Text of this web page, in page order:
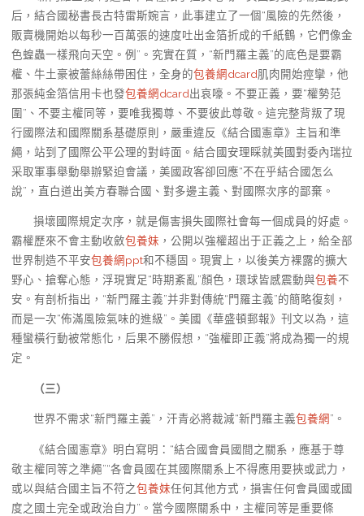
后，結合國秘書長古特雷斯婉言，此事建立了一個“風險的先然後，
販賣機開始以每秒一百萬張的速度吐出金箔折成的千紙鶴，它們像金
色蝗蟲一樣飛向天空。例”。究實在質，“新門羅主義”的底色是要霸
權、牛土豪被蕾絲絲帶困住，全身的包養網dcard肌肉開始痙攣，他
那張純金箔信用卡也發包養網dcard出哀嚎。不要正義，要“權勢范
圍”、不要主權同等，要唯我獨尊、不要彼此尊敬。這完整背叛了現
行國際法和國際關系基礎原則，嚴重違反《結合國憲章》主旨和準
繩，站到了國際公平公理的對峙面。結合國安理睬就美國對委內瑞拉
采取軍事舉動舉辦緊迫會議，美國政客卻回應“不在乎結合國怎么
說”，直白道出美方春聯合國、對多邊主義、對國際次序的鄙棄。
損壞國際規定次序，就是傷害損失國際社會每一個成員的好處。
霸權歷來不會主動收斂包養妹 ，公開以強權超出于正義之上，給全部
世界制造不平安包養網ppt和不穩固。現實上，以後美方裸露的擴大
野心、搶奪心態，浮現實足“時期紊亂”顏色，環球皆感震動與包養不
安。有剖析指出，“新門羅主義”并非對傳統“門羅主義”的簡略復刻，
而是一次“佈滿風險氣味的進級”。美國《華盛頓郵報》刊文以為，這
種蠻橫行動被常態化，后果不勝假想，“強權即正義”將成為獨一的規
定。
（三）
世界不需求“新門羅主義”，汗青必將裁減“新門羅主義包養網”。
《結合國憲章》明白寫明：“結合國會員國間之關系，應基于尊
敬主權同等之準繩”“各會員國在其國際關系上不得應用要挾或武力，
或以與結合國主旨不符之包養妹任何其他方式，損害任何會員國或國
度之國土完全或政治自力”。當今國際關系中，主權同等是重要條